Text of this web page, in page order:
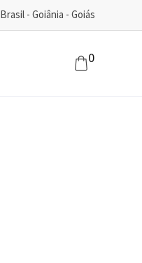
Brasil - Goiânia - Goiás
0